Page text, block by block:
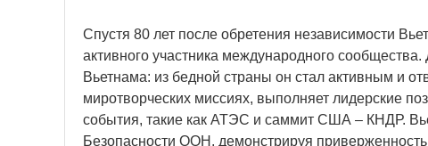
Спустя 80 лет после обретения независимости
активного участника международного
Вьетнама: из бедной страны он стал активным и
миротворческих миссиях, выполняет лидерские
события, такие как АТЭС и саммит США – КНДР.
Безопасности ООН, демонстрируя